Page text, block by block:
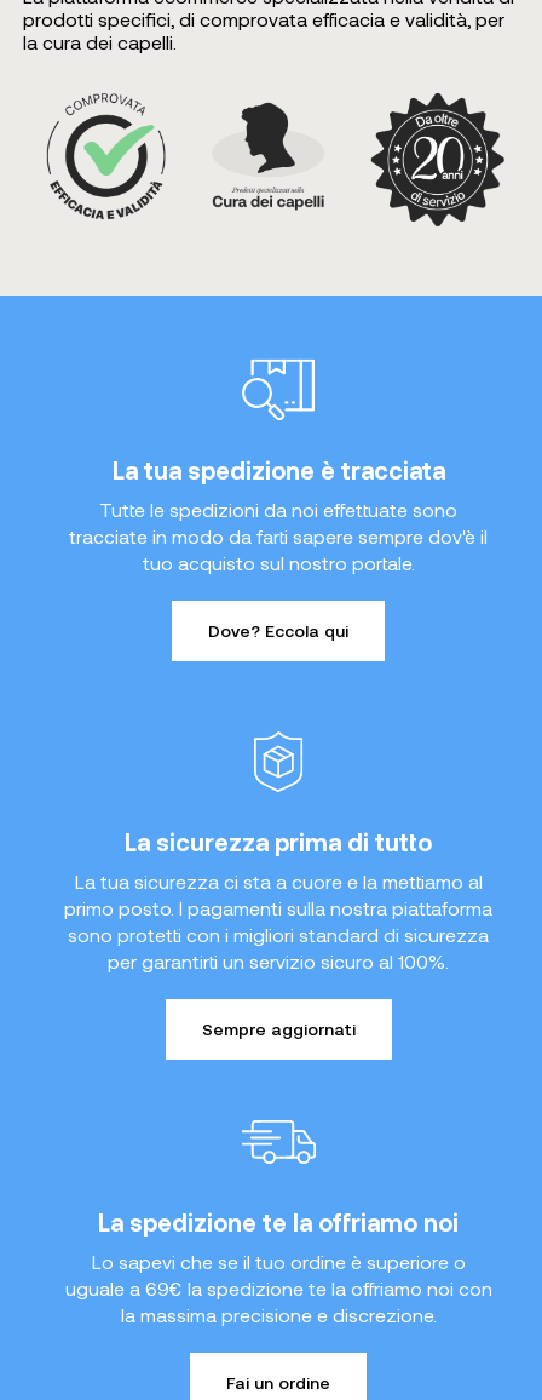
prodotti specifici, di comprovata efficacia e validità, per
la cura dei capelli.
La tua spedizione è tracciata
Tutte le spedizioni da noi effettuate sono
tracciate in modo da farti sapere sempre dov'è il
tuo acquisto sul nostro portale.
Dove? Eccola qui
La sicurezza prima di tutto
La tua sicurezza ci sta a cuore e la mettiamo al
primo posto. I pagamenti sulla nostra piattaforma
sono protetti con i migliori standard di sicurezza
per garantirti un servizio sicuro al 100%.
Sempre aggiornati
La spedizione te la offriamo noi
Lo sapevi che se il tuo ordine è superiore o
uguale a 69€ la spedizione te la offriamo noi con
la massima precisione e discrezione.
Fai un ordine